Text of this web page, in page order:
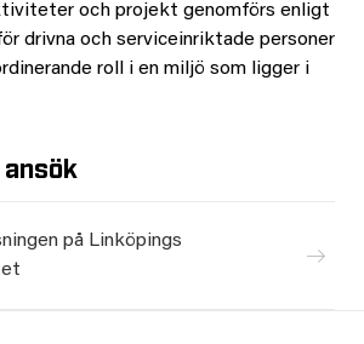
och projekt genomförs enligt
drivna och serviceinriktade personer
roll i en miljö som ligger i
på Linköpings